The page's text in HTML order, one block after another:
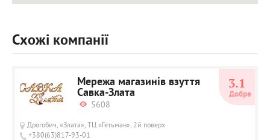
Схожі компанії
Мережа магазинів взуття
Савка-Злата
5608
Дрогобич, «Злата», ТЦ «Гетьман», 2й поверх
+380(63)817-93-01
3.1
Добре